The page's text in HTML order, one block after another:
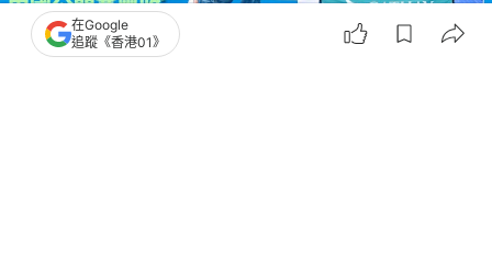
在Google
追蹤《香港01》